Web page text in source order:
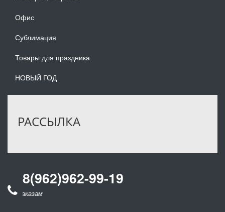
Офис
Сублимация
Товары для праздника
НОВЫЙ ГОД
РАССЫЛКА
8(962)962-99-19